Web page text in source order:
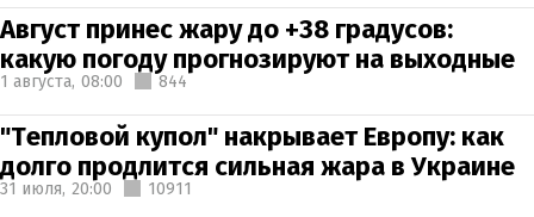
Август принес жару до +38 градусов:
какую погоду прогнозируют на выходные
1 августа, 08:00 844
"Тепловой купол" накрывает Европу: как
долго продлится сильная жара в Украине
31 июля, 20:00 10911